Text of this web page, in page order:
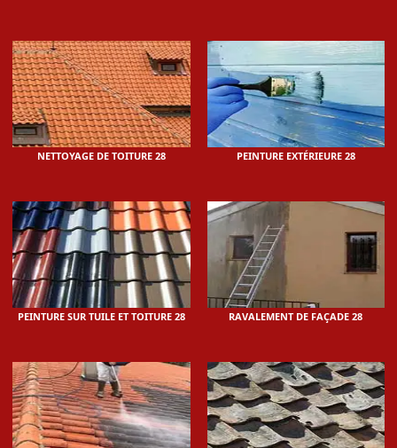
NETTOYAGE DE TOITURE 28 PEINTURE EXTÉRIEURE 28
PEINTURE SUR TUILE ET TOITURE 28 RAVALEMENT DE FAÇADE 28